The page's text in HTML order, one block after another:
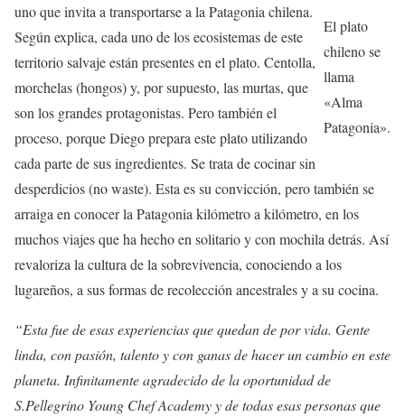
El plato
chileno se
llama
«Alma
Patagonia».
uno que invita a transportarse a la Patagonia chilena.
Según explica, cada uno de los ecosistemas de este
territorio salvaje están presentes en el plato. Centolla,
morchelas (hongos) y, por supuesto, las murtas, que
son los grandes protagonistas. Pero también el
proceso, porque Diego prepara este plato utilizando
cada parte de sus ingredientes. Se trata de cocinar sin
desperdicios (no waste). Esta es su convicción, pero también se
arraiga en conocer la Patagonia kilómetro a kilómetro, en los
muchos viajes que ha hecho en solitario y con mochila detrás. Así
revaloriza la cultura de la sobrevivencia, conociendo a los
lugareños, a sus formas de recolección ancestrales y a su cocina.
“Esta fue de esas experiencias que quedan de por vida. Gente
linda, con pasión, talento y con ganas de hacer un cambio en este
planeta. Infinitamente agradecido de la oportunidad de
S.Pellegrino Young Chef Academy y de todas esas personas que